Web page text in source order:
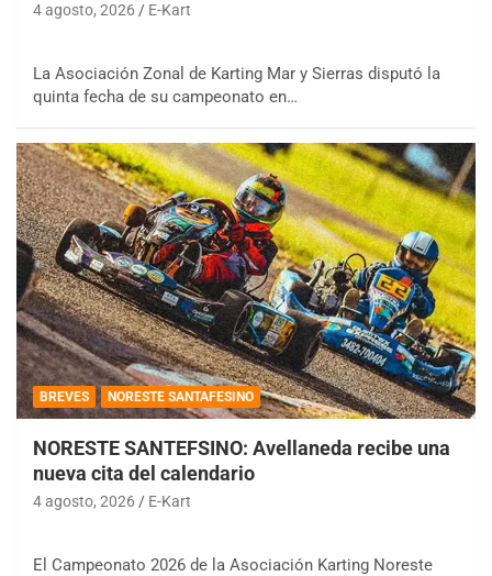
4 agosto, 2026 E-Kart
La Asociación Zonal de Karting Mar y Sierras disputó la
quinta fecha de su campeonato en…
BREVES NORESTE SANTAFESINO
NORESTE SANTEFSINO: Avellaneda recibe una
nueva cita del calendario
4 agosto, 2026 E-Kart
El Campeonato 2026 de la Asociación Karting Noreste